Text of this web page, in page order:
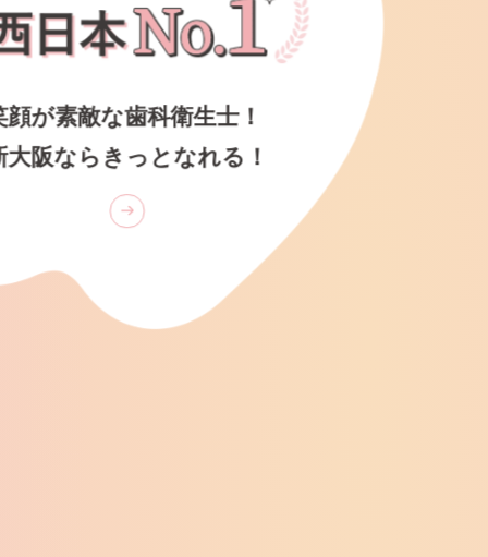
顔が素敵な歯科衛生士！
大阪ならきっとなれる！